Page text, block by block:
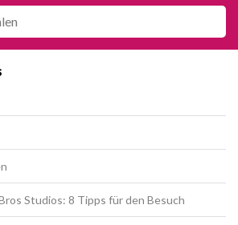
Studios: 8 Tipps für den Besuch